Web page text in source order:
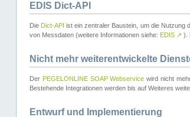
EDIS Dict-API
Die Dict-API ist ein zentraler Baustein, um die Nutzung
von Messdaten (weitere Informationen siehe: EDIS ↗ ).
Nicht mehr weiterentwickelte
Der PEGELONLINE SOAP Webservice wird nicht
Bestehende Integrationen werden bis auf Weiteres
Entwurf und Implementierung